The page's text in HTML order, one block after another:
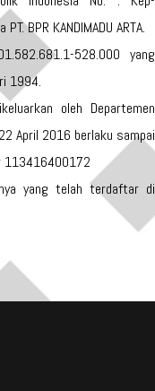
BPR KANDIMADU ARTA.
528.000 yang
1994.
oleh Departemen
April 2016 berlaku sampai
113416400172
yang telah terdaftar di